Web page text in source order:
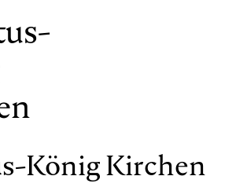
König Kirchen